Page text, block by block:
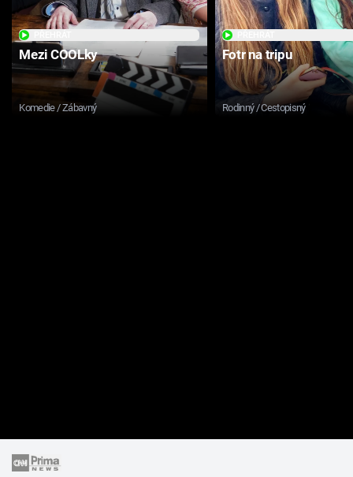
Mezi COOLky
Komedie / Zábavný
Fotr na tripu
Rodinný / Cestopisný